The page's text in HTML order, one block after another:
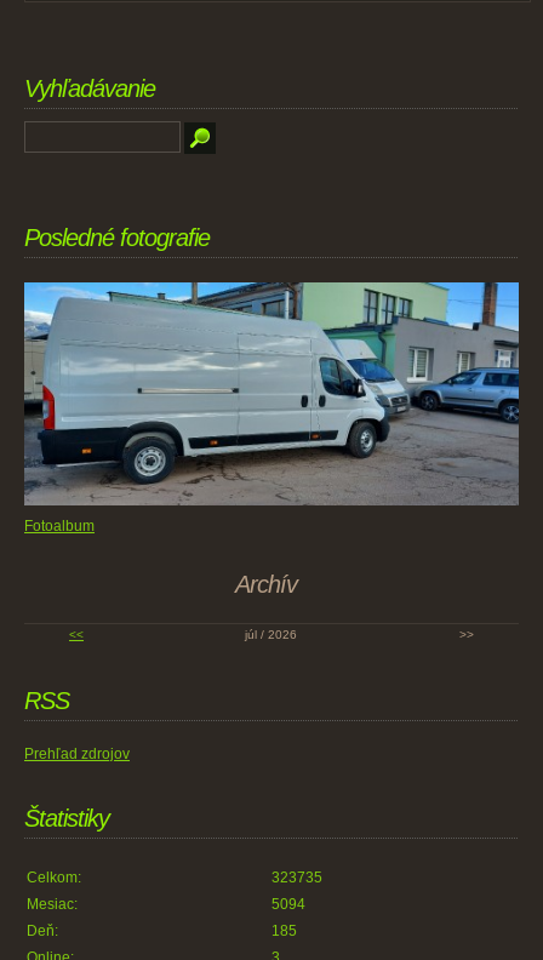
Vyhľadávanie
Posledné fotografie
Fotoalbum
Archív
<< júl / 2026 >>
RSS
Prehľad zdrojov
Štatistiky
Celkom:
323735
Mesiac:
5094
Deň:
185